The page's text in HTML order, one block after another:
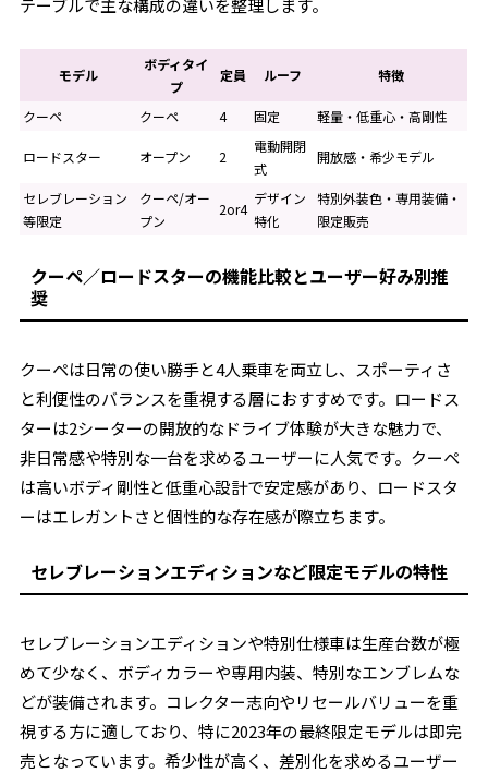
テーブルで主な構成の違いを整理します。
モデル
ボディタイ
プ
定員 ルーフ 特徴
クーペ クーペ 4 固定 軽量・低重心・高剛性
ロードスター オープン 2
電動開閉
式
開放感・希少モデル
セレブレーション
等限定
クーペ/オー
プン
2or4
デザイン
特化
特別外装色・専用装備・
限定販売
クーペ／ロードスターの機能比較とユーザー好み別推
奨
クーペは日常の使い勝手と4人乗車を両立し、スポーティさ
と利便性のバランスを重視する層におすすめです。ロードス
ターは2シーターの開放的なドライブ体験が大きな魅力で、
非日常感や特別な一台を求めるユーザーに人気です。クーペ
は高いボディ剛性と低重心設計で安定感があり、ロードスタ
ーはエレガントさと個性的な存在感が際立ちます。
セレブレーションエディションなど限定モデルの特性
セレブレーションエディションや特別仕様車は生産台数が極
めて少なく、ボディカラーや専用内装、特別なエンブレムな
どが装備されます。コレクター志向やリセールバリューを重
視する方に適しており、特に2023年の最終限定モデルは即完
売となっています。希少性が高く、差別化を求めるユーザー